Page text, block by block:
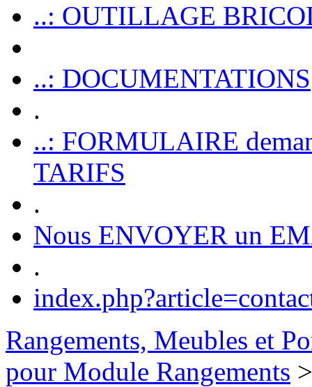
..: OUTILLAGE
..: DOCUMENTATIONS
.
..: FORMULAIRE
TARIFS
.
Nous ENVOYER un
.
Rangements, Meubles et
pour Module Rangements